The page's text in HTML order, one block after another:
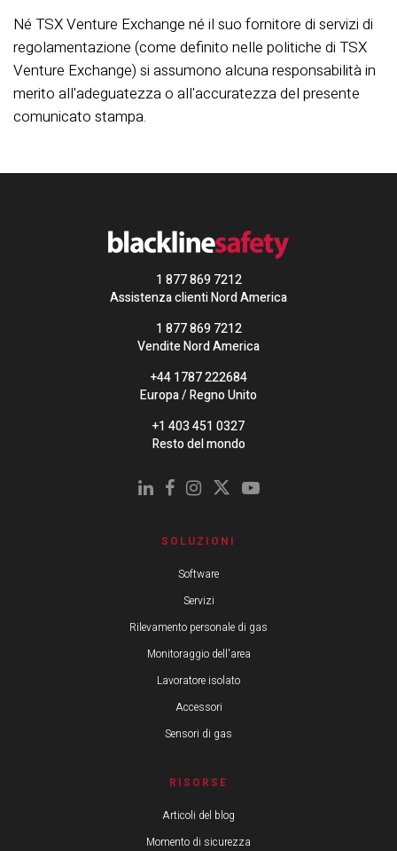
Né TSX Venture Exchange né il suo fornitore di servizi di
regolamentazione (come definito nelle politiche di TSX
Venture Exchange) si assumono alcuna responsabilità in
merito all'adeguatezza o all'accuratezza del presente
comunicato stampa.
1 877 869 7212
Assistenza clienti Nord America
1 877 869 7212
Vendite Nord America
+44 1787 222684
Europa / Regno Unito
+1 403 451 0327
Resto del mondo
SOLUZIONI
Software
Servizi
Rilevamento personale di gas
Monitoraggio dell'area
Lavoratore isolato
Accessori
Sensori di gas
RISORSE
Articoli del blog
Momento di sicurezza